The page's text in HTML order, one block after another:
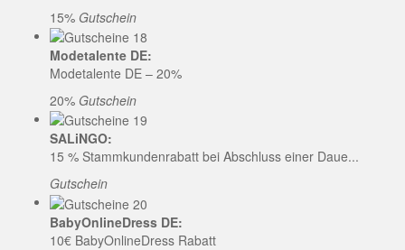
15% Gutschein
Modetalente DE:
Modetalente DE – 20%
20% Gutschein
SALiNGO:
15 % Stammkundenrabatt bei Abschluss einer Daue...
Gutschein
BabyOnlineDress DE:
10€ BabyOnlineDress Rabatt